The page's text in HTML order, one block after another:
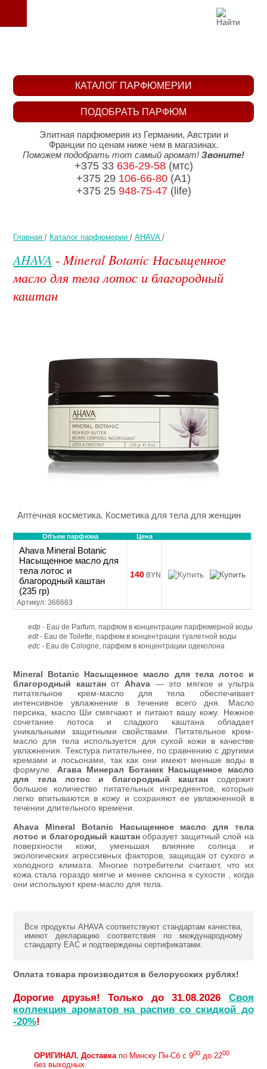
Главная / Каталог парфюмерии /AHAVA /
AHAVA - Mineral Botanic Насыщенное
масло для тела лотос и благородный
каштан
Аптечная косметика. Косметика для тела для женщин
Объем парфюма Цена
Ahava Mineral Botanic
Насыщенное масло для
тела лотос и
благородный каштан
(235 гр)
Артикул: 366663
140 BYN
edp - Eau de Parfum, парфюм в концентрации парфюмерной воды
edt- Eau de Toilette, парфюм в концентрации туалетной воды
edc - Eau de Cologne, парфюм в концентрации одеколона
Mineral Botanic Насыщенное масло для тела лотос и
благородный каштанот Ahava— это мягкое и ультра
питательное крем-масло для тела обеспечивает
интенсивное увлажнение в течение всего дня. Масло
персика, масло Ши смягчают и питают вашу кожу. Нежное
сочетание лотоса и сладкого каштана обладает
уникальными защитными свойствами. Питательное крем-
масло для тела используется для сухой кожи в качестве
увлажнения. Текстура питательнее, по сравнению с другими
кремами и лосьонами, так как они имеют меньше воды в
формуле. Агава Минерал Ботаник Насыщенное масло
для тела лотос и благородный каштан
содержит
большое количество питательных ингредиентов, которые
легко впитываются в кожу и сохраняют ее увлажненной в
течении длительного времени.
Ahava Mineral Botanic Насыщенное масло для тела
лотос и благородный каштанобразует защитный слой на
поверхности кожи, уменьшая влияние солнца и
экологических агрессивных факторов, защищая от сухого и
холодного климата. Многие потребители считают, что их
кожа стала гораздо мягче и менее склонна к сухости , когда
они используют крем-масло для тела.
Все продукты AHAVA соответствуют стандартам качества,
имеют декларацию соответствия по международному
стандарту ЕАС и подтверждены сертификатами.
Оплата товара производится в белорусских рублях!
Дорогие друзья! Только до 31.08.2026 Своя
коллекция ароматов на распив со скидкой до
-20%!
ОРИГИНАЛ. Доставкапо Минску Пн-Сб с 900 до 2200
без выходных.
ПОДОБРАТЬ ПАРФЮМ
КАТАЛОГ ПАРФЮМЕРИИ
Элитная парфюмерия из Германии, Австрии и
Франции по ценам ниже чем в магазинах.
Поможем подобрать тот самый аромат! Звоните!
+375 33 636-29-58(мтс)
+375 29 106-66-80 (A1)
+375 25 948-75-47(life)